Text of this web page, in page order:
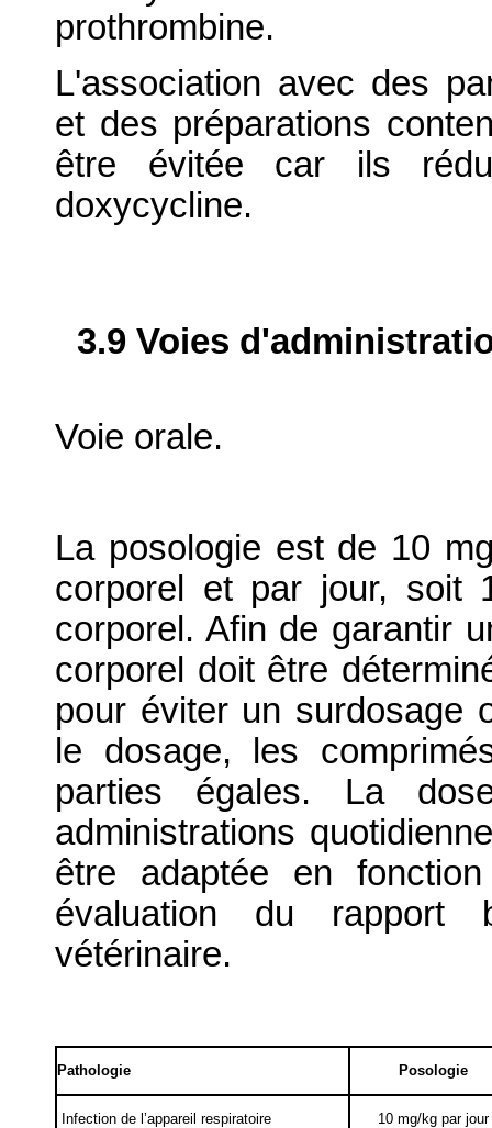
prothrombine.
L'association avec des
et des préparations
être évitée car ils
doxycycline.
3.9 Voies
Voie orale.
La posologie est de 10
corporel et par jour, soit
corporel. Afin de garantir
corporel doit être
pour éviter un surdosage
le dosage, les
parties égales. La
administrations
être adaptée en
évaluation du rapport
vétérinaire.
Pathologie Posologie
Infection de l’appareil respiratoire 10 mg/kg par jour